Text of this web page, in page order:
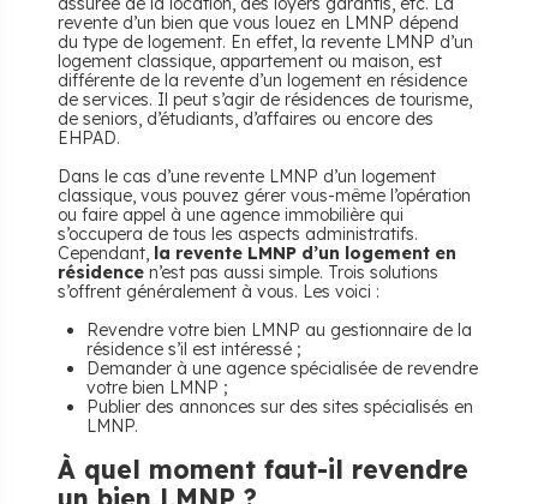
revente d’un bien que vous louez en LMNP dépend
du type de logement. En effet, la revente LMNP d’un
logement classique, appartement ou maison, est
différente de la revente d’un logement en résidence
de services. Il peut s’agir de résidences de tourisme,
de seniors, d’étudiants, d’affaires ou encore des
EHPAD.
Dans le cas d’une revente LMNP d’un logement
classique, vous pouvez gérer vous-même l’opération
ou faire appel à une agence immobilière qui
s’occupera de tous les aspects administratifs.
Cependant, la revente LMNP d’un logement en
résidence n’est pas aussi simple. Trois solutions
s’offrent généralement à vous. Les voici :
Revendre votre bien LMNP au gestionnaire de la
résidence s’il est intéressé ;
Demander à une agence spécialisée de revendre
votre bien LMNP ;
Publier des annonces sur des sites spécialisés en
LMNP.
À quel moment faut-il revendre